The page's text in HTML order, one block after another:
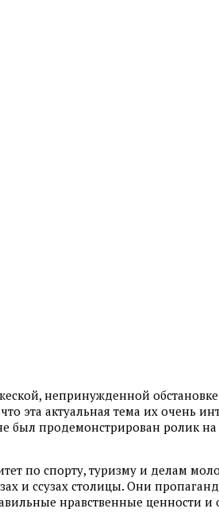
непринужденной
эта актуальная тема их очень
был продемонстрирован ролик
по спорту, туризму и делам
и ссузах столицы. Они
нравственные ценности